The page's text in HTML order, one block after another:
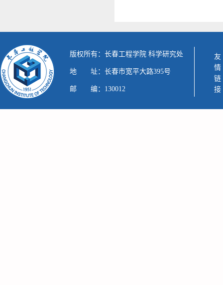
版权所有：长春工程学院 科学研究处
地 址：长春市宽平大路395号
邮 编：130012 友情链接